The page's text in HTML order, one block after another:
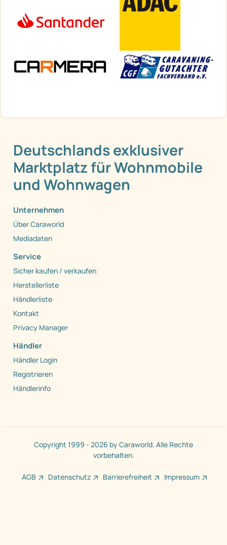
Deutschlands exklusiver
Marktplatz für Wohnmobile
und Wohnwagen
Unternehmen
Über Caraworld
Mediadaten
Service
Sicher kaufen / verkaufen
Herstellerliste
Händlerliste
Kontakt
Privacy Manager
Händler
Händler Login
Registrieren
Händlerinfo
Copyright 1999 - 2026 by Caraworld. Alle Rechte
vorbehalten.
AGB Datenschutz Barrierefreiheit Impressum